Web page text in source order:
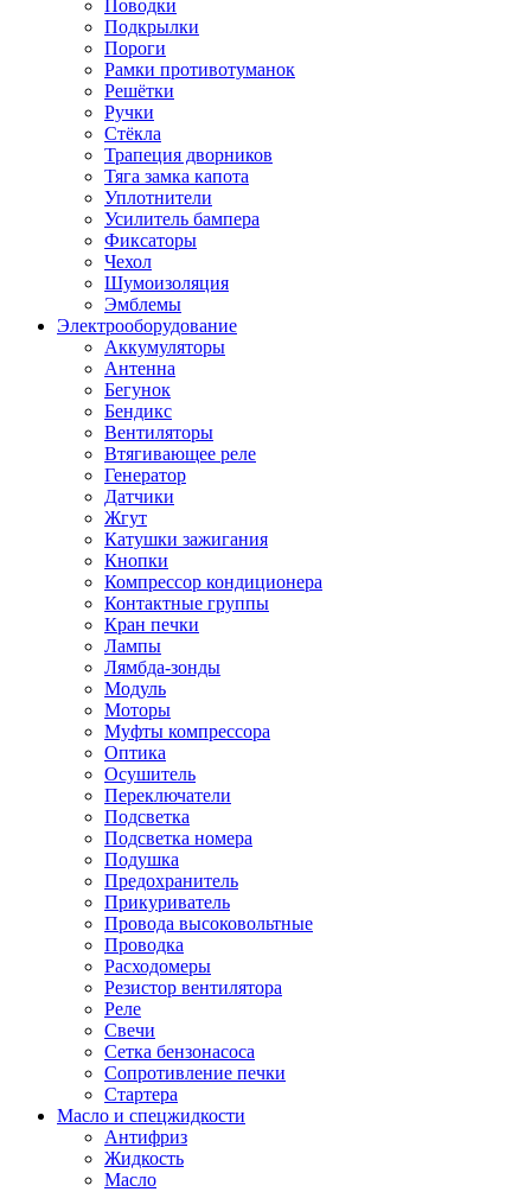
Поводки
Подкрылки
Пороги
Рамки противотуманок
Решётки
Ручки
Стёкла
Трапеция дворников
Тяга замка капота
Уплотнители
Усилитель бампера
Фиксаторы
Чехол
Шумоизоляция
Эмблемы
Электрооборудование
Аккумуляторы
Антенна
Бегунок
Бендикс
Вентиляторы
Втягивающее реле
Генератор
Датчики
Жгут
Катушки зажигания
Кнопки
Компрессор кондиционера
Контактные группы
Кран печки
Лампы
Лямбда-зонды
Модуль
Моторы
Муфты компрессора
Оптика
Осушитель
Переключатели
Подсветка
Подсветка номера
Подушка
Предохранитель
Прикуриватель
Провода высоковольтные
Проводка
Расходомеры
Резистор вентилятора
Реле
Свечи
Сетка бензонасоса
Сопротивление печки
Стартера
Масло и спецжидкости
Антифриз
Жидкость
Масло